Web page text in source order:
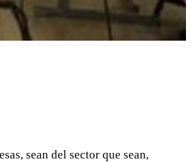
sean del sector que sean,